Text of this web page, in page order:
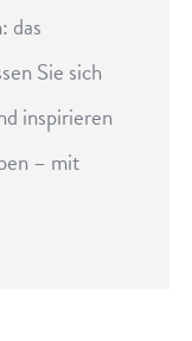
das
Sie sich
inspirieren
– mit